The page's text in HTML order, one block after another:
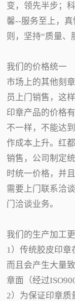
变，领先半步；
馨--服务至上，
则，坚持“质量、
我们的价格统一
市场上的其他刻
员上门销售，这
印章产品的价格
不一样，不能达
作成本上升。红
销售，公司制定
时统一价格，并
需要上门联系洽
门洽谈业务。
我们的生产加工
1）传统胶皮印章
而且会产生大量
章面（经过
2）为保证印章质